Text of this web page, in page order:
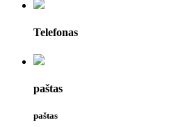
Telefonas
paštas
paštas